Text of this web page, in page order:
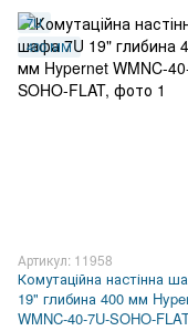
7U
400 ММ
Артикул: 11958
Комутаційна настінна
19" глибина 400 мм
WMNC-40-7U-SOHO-